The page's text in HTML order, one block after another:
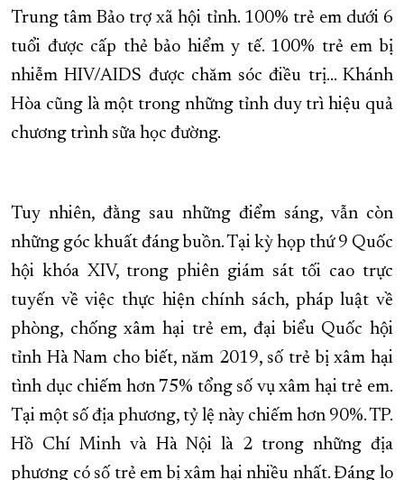
Trung tâm Bảo trợ xã hội tỉnh. 100% trẻ em dưới 6
tuổi được cấp thẻ bảo hiểm y tế. 100% trẻ em bị
nhiễm HIV/AIDS được chăm sóc điều trị... Khánh
Hòa cũng là một trong những tỉnh duy trì hiệu quả
chương trình sữa học đường.
Tuy nhiên, đằng sau những điểm sáng, vẫn còn
những góc khuất đáng buồn. Tại kỳ họp thứ 9 Quốc
hội khóa XIV, trong phiên giám sát tối cao trực
tuyến về việc thực hiện chính sách, pháp luật về
phòng, chống xâm hại trẻ em, đại biểu Quốc hội
tỉnh Hà Nam cho biết, năm 2019, số trẻ bị xâm hại
tình dục chiếm hơn 75% tổng số vụ xâm hại trẻ em.
Tại một số địa phương, tỷ lệ này chiếm hơn 90%. TP.
Hồ Chí Minh và Hà Nội là 2 trong những địa
phương có số trẻ em bị xâm hại nhiều nhất. Đáng lo